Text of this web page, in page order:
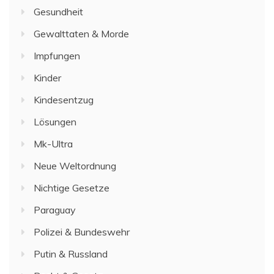
Gesundheit
Gewalttaten & Morde
Impfungen
Kinder
Kindesentzug
Lösungen
Mk-Ultra
Neue Weltordnung
Nichtige Gesetze
Paraguay
Polizei & Bundeswehr
Putin & Russland